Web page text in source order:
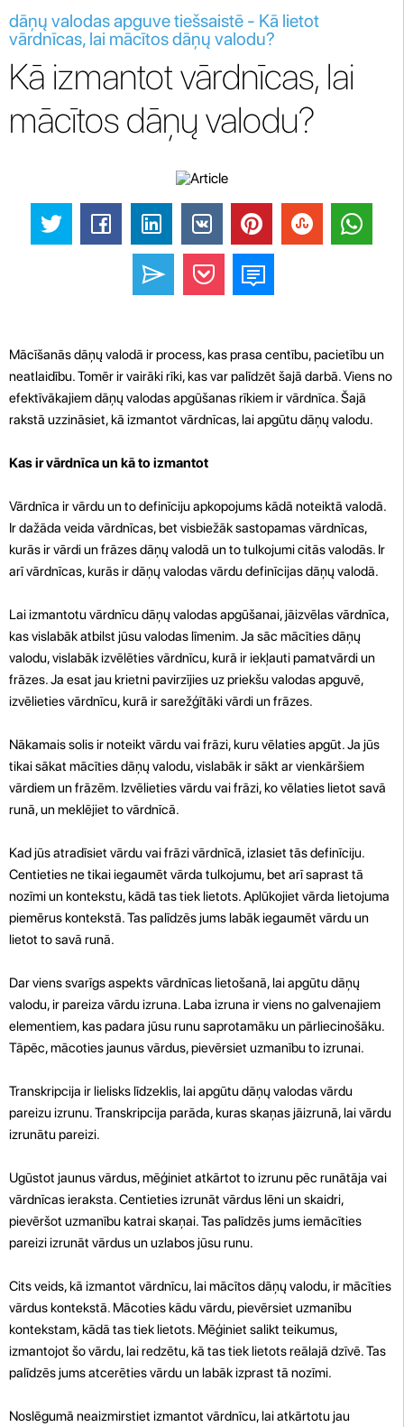
dāņų valodas apguve tiešsaistē - Kā lietot
vārdnīcas, lai mācītos dāņų valodu?
Kā izmantot vārdnīcas, lai
mācītos dāņų valodu?
Mācīšanās dāņų valodā ir process, kas prasa centību, pacietību un
neatlaidību. Tomēr ir vairāki rīki, kas var palīdzēt šajā darbā. Viens no
efektīvākajiem dāņų valodas apgūšanas rīkiem ir vārdnīca. Šajā
rakstā uzzināsiet, kā izmantot vārdnīcas, lai apgūtu dāņų valodu.
Kas ir vārdnīca un kā to izmantot
Vārdnīca ir vārdu un to definīciju apkopojums kādā noteiktā valodā.
Ir dažāda veida vārdnīcas, bet visbiežāk sastopamas vārdnīcas,
kurās ir vārdi un frāzes dāņų valodā un to tulkojumi citās valodās. Ir
arī vārdnīcas, kurās ir dāņų valodas vārdu definīcijas dāņų valodā.
Lai izmantotu vārdnīcu dāņų valodas apgūšanai, jāizvēlas vārdnīca,
kas vislabāk atbilst jūsu valodas līmenim. Ja sāc mācīties dāņų
valodu, vislabāk izvēlēties vārdnīcu, kurā ir iekļauti pamatvārdi un
frāzes. Ja esat jau krietni pavirzījies uz priekšu valodas apguvē,
izvēlieties vārdnīcu, kurā ir sarežģītāki vārdi un frāzes.
Nākamais solis ir noteikt vārdu vai frāzi, kuru vēlaties apgūt. Ja jūs
tikai sākat mācīties dāņų valodu, vislabāk ir sākt ar vienkāršiem
vārdiem un frāzēm. Izvēlieties vārdu vai frāzi, ko vēlaties lietot savā
runā, un meklējiet to vārdnīcā.
Kad jūs atradīsiet vārdu vai frāzi vārdnīcā, izlasiet tās definīciju.
Centieties ne tikai iegaumēt vārda tulkojumu, bet arī saprast tā
nozīmi un kontekstu, kādā tas tiek lietots. Aplūkojiet vārda lietojuma
piemērus kontekstā. Tas palīdzēs jums labāk iegaumēt vārdu un
lietot to savā runā.
Dar viens svarīgs aspekts vārdnīcas lietošanā, lai apgūtu dāņų
valodu, ir pareiza vārdu izruna. Laba izruna ir viens no galvenajiem
elementiem, kas padara jūsu runu saprotamāku un pārliecinošāku.
Tāpēc, mācoties jaunus vārdus, pievērsiet uzmanību to izrunai.
Transkripcija ir lielisks līdzeklis, lai apgūtu dāņų valodas vārdu
pareizu izrunu. Transkripcija parāda, kuras skaņas jāizrunā, lai vārdu
izrunātu pareizi.
Ugūstot jaunus vārdus, mēģiniet atkārtot to izrunu pēc runātāja vai
vārdnīcas ieraksta. Centieties izrunāt vārdus lēni un skaidri,
pievēršot uzmanību katrai skaņai. Tas palīdzēs jums iemācīties
pareizi izrunāt vārdus un uzlabos jūsu runu.
Cits veids, kā izmantot vārdnīcu, lai mācītos dāņų valodu, ir mācīties
vārdus kontekstā. Mācoties kādu vārdu, pievērsiet uzmanību
kontekstam, kādā tas tiek lietots. Mēģiniet salikt teikumus,
izmantojot šo vārdu, lai redzētu, kā tas tiek lietots reālajā dzīvē. Tas
palīdzēs jums atcerēties vārdu un labāk izprast tā nozīmi.
Noslēgumā neaizmirstiet izmantot vārdnīcu, lai atkārtotu jau